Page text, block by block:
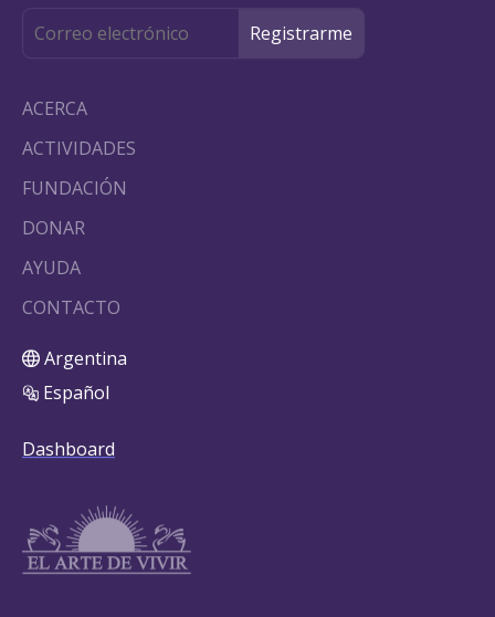
ACERCA
ACTIVIDADES
FUNDACIÓN
DONAR
AYUDA
CONTACTO
Argentina
Español
Dashboard